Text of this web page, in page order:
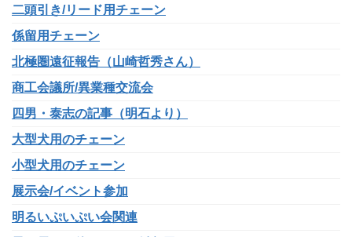
二頭引き/リード用チェーン
係留用チェーン
北極圏遠征報告（山崎哲秀さん）
商工会議所/異業種交流会
四男・泰志の記事（明石より）
大型犬用のチェーン
小型犬用のチェーン
展示会/イベント参加
明るいぷいぷい会関連